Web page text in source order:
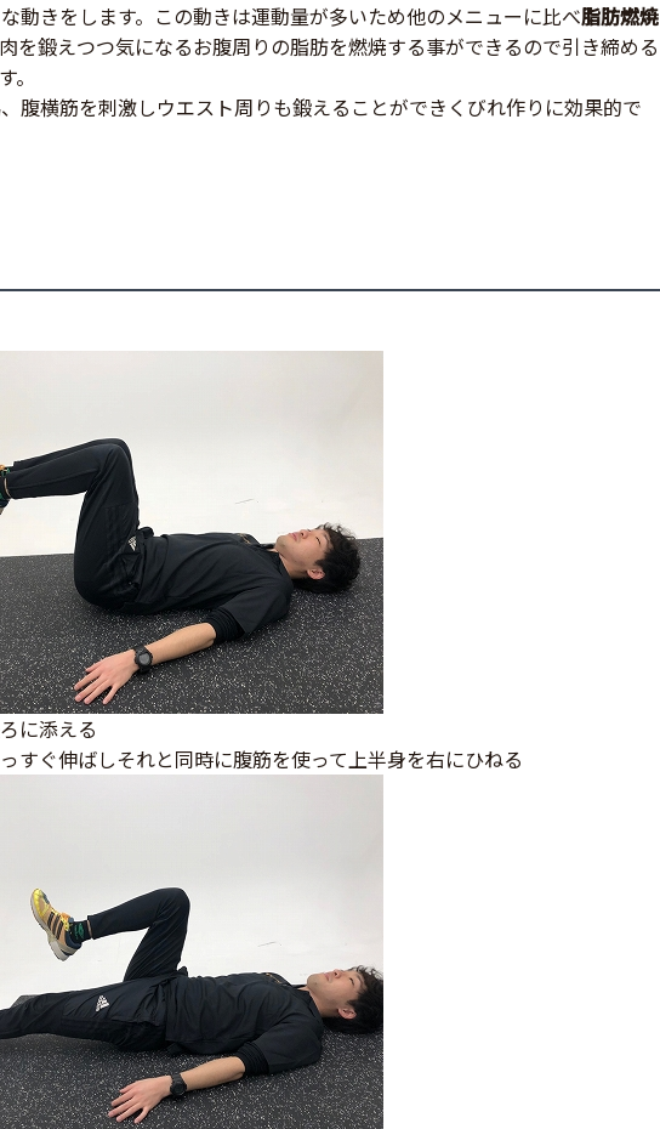
動きをします。この動きは運動量が多いため他のメニューに比べ脂肪燃焼
を鍛えつつ気になるお腹周りの脂肪を燃焼する事ができるので引き締める
腹横筋を刺激しウエスト周りも鍛えることができくびれ作りに効果的で
に添える
ぐ伸ばしそれと同時に腹筋を使って上半身を右にひねる